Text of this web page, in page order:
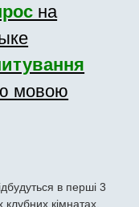
на
мовою
в перші 3
кімнатах.